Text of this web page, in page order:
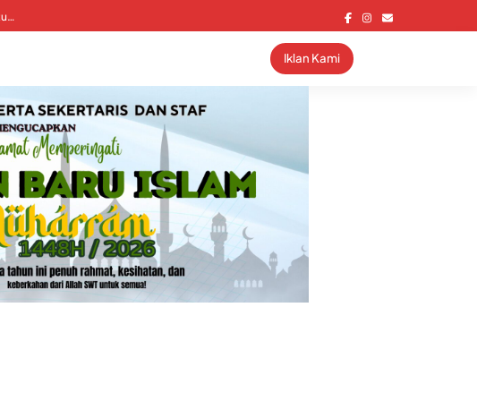
Kubu Raya Perkuat Strategi Hadapi Karhutla, Sukiryanto Usulkan Embung Darurat untuk Percepat Pemadaman
Iklan Kami